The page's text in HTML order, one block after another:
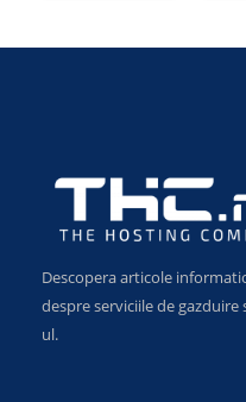
Descopera articole
despre serviciile de
ul.